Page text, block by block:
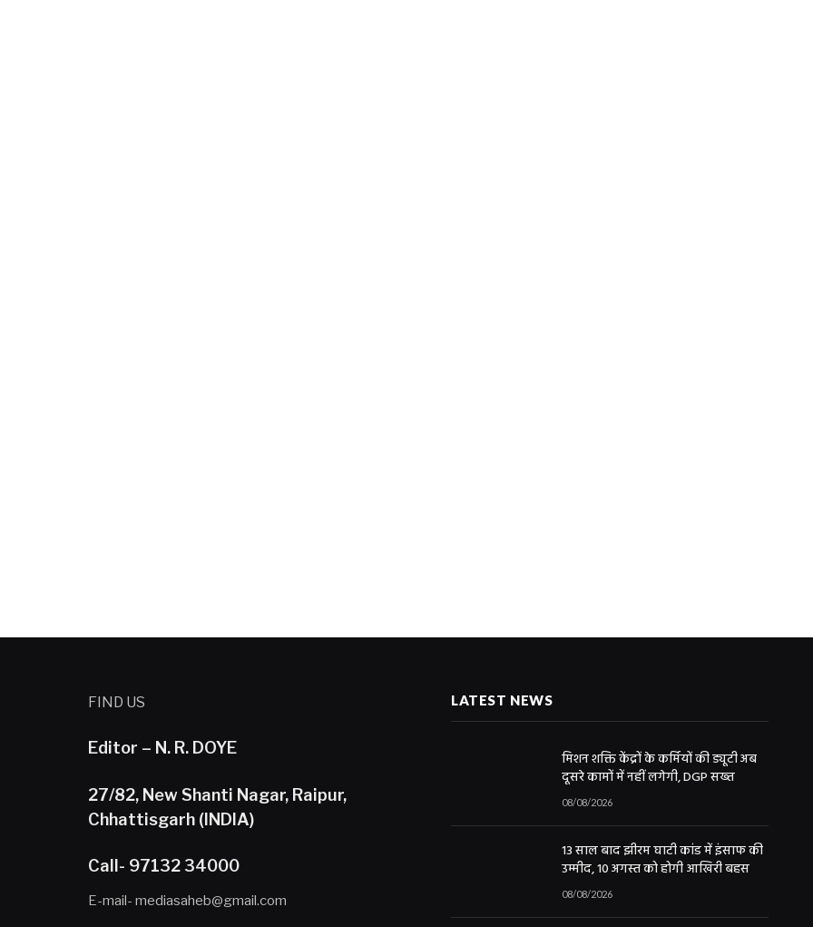
FIND US
Editor – N. R. DOYE
27/82, New Shanti Nagar, Raipur,
Chhattisgarh (INDIA)
Call- 97132 34000
E-mail- mediasaheb@gmail.com
LATEST NEWS
मिशन शक्ति केंद्रों के कर्मियों की ड्यूटी अब
दूसरे कामों में नहीं लगेगी, DGP सख्त
08/08/2026
13 साल बाद झीरम घाटी कांड में इंसाफ की
उम्मीद, 10 अगस्त को होगी आखिरी बहस
08/08/2026